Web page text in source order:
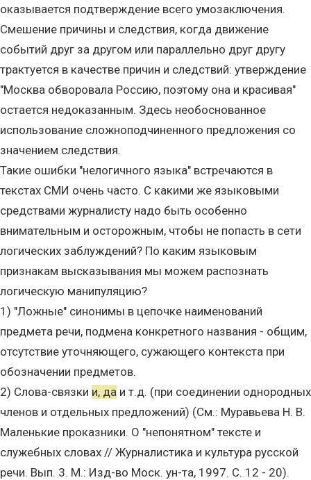
оказывается подтверждение всего умозаключения.
Смешение причины и следствия, когда движение
событий друг за другом или параллельно друг другу
трактуется в качестве причин и следствий: утверждение
"Москва обворовала Россию, поэтому она и красивая"
остается недоказанным. Здесь необоснованное
использование сложноподчиненного предложения со
значением следствия.
Такие ошибки "нелогичного языка" встречаются в
текстах СМИ очень часто. С какими же языковыми
средствами журналисту надо быть особенно
внимательным и осторожным, чтобы не попасть в сети
логических заблуждений? По каким языковым
признакам высказывания мы можем распознать
логическую манипуляцию?
1) "Ложные" синонимы в цепочке наименований
предмета речи, подмена конкретного названия - общим,
отсутствие уточняющего, сужающего контекста при
обозначении предметов.
2) Слова-связки и, да и т.д. (при соединении однородных
членов и отдельных предложений) (См.: Муравьева Н. В.
Маленькие проказники. О "непонятном" тексте и
служебных словах // Журналистика и культура русской
речи. Вып. 3. М.: Изд-во Моск. ун-та, 1997. С. 12 - 20).